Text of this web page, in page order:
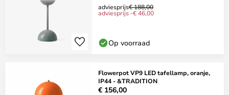
adviesprijs€ 188,00
adviesprijs -€ 46,00
Op voorraad
Flowerpot VP9 LED tafellamp, oranje,
IP44 - &TRADITION
€ 156,00